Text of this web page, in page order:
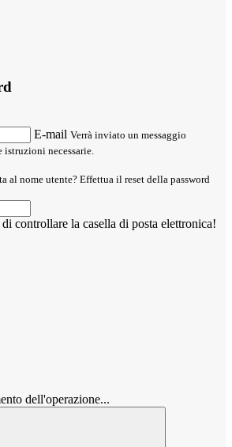
E-mail Verrà inviato un messaggio
necessarie.
al nome utente? Effettua il reset della password
controllare la casella di posta elettronica!
dell'operazione...